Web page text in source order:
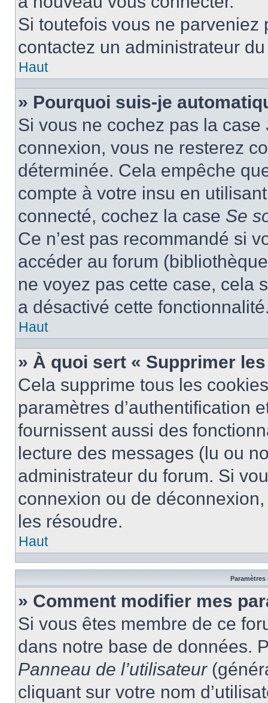
Si toutefois vous ne
contactez un administrateur
Haut
» Pourquoi suis-je
Si vous ne cochez pas la case
connexion, vous ne resterez
déterminée. Cela empêche
compte à votre insu en
connecté, cochez la case Se
Ce n’est pas recommandé si
accéder au forum
ne voyez pas cette case, cela
a désactivé cette
Haut
» À quoi sert « Supprimer
Cela supprime tous les
paramètres d’authentification
fournissent aussi des
lecture des messages (lu ou
administrateur du forum. Si
connexion ou de
les résoudre.
Haut
Paramètres
» Comment modifier mes
Si vous êtes membre de ce
dans notre base de données.
Panneau de l’utilisateur
cliquant sur votre nom